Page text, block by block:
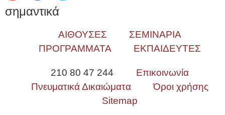
σημαντικά
ΑΙΘΟΥΣΕΣ
ΣΕΜΙΝΑΡΙΑ
ΠΡΟΓΡΑΜΜΑΤΑ
ΕΚΠΑΙΔΕΥΤΕΣ
210 80 47 244
Επικοινωνία
Πνευματικά Δικαιώματα
Όροι χρήσης
Sitemap